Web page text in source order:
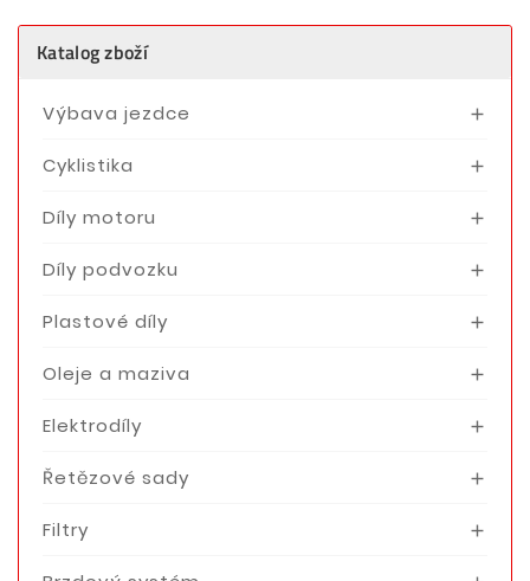
Katalog zboží
Výbava jezdce 
Cyklistika 
Díly motoru 
Díly podvozku 
Plastové díly 
Oleje a maziva 
Elektrodíly 
Řetězové sady 
Filtry 